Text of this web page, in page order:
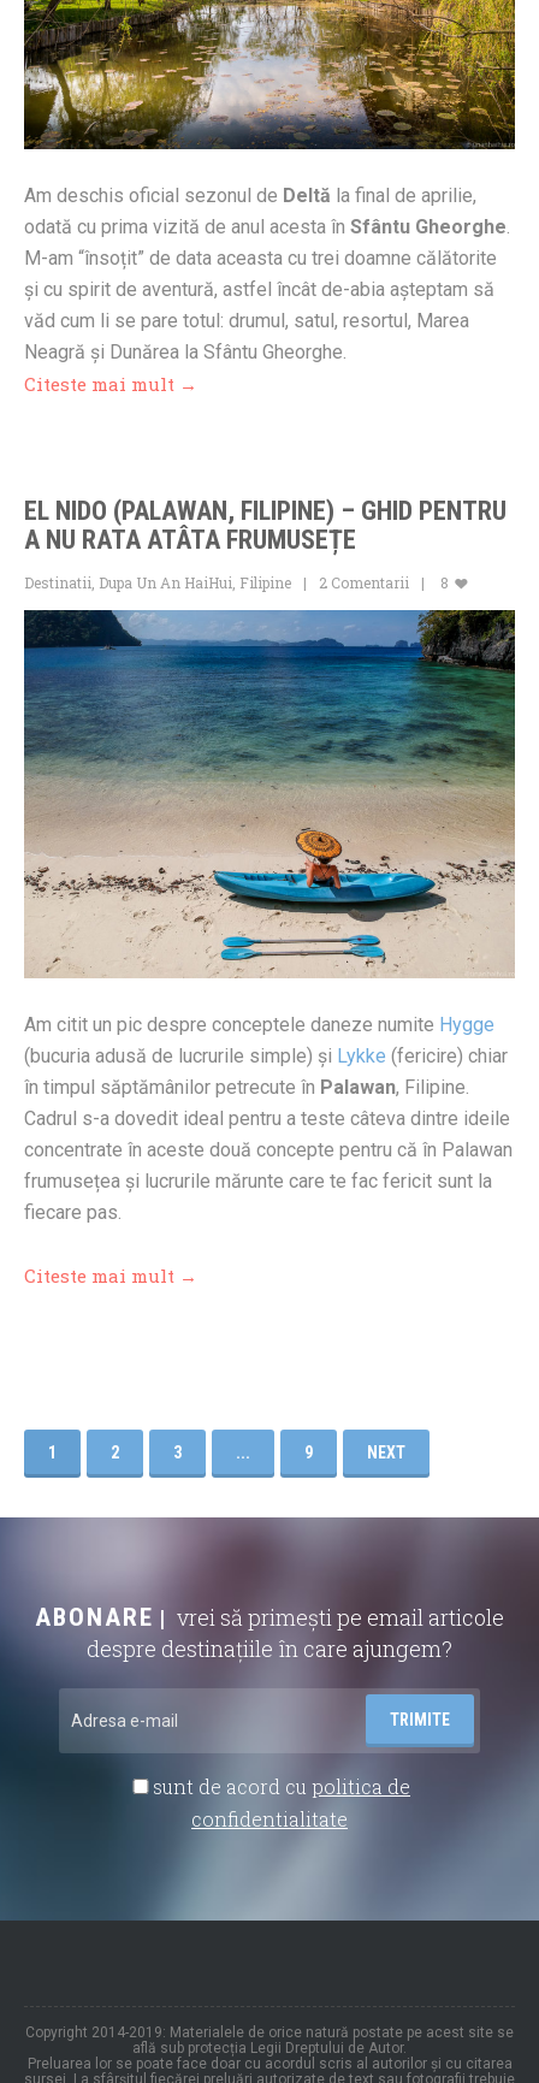
Am deschis oficial sezonul de Deltă la final de aprilie,
odată cu prima vizită de anul acesta în Sfântu Gheorghe.
M-am “însoțit” de data aceasta cu trei doamne călătorite
și cu spirit de aventură, astfel încât de-abia așteptam să
văd cum li se pare totul: drumul, satul, resortul, Marea
Neagră și Dunărea la Sfântu Gheorghe.
Citeste mai mult →
EL NIDO (PALAWAN, FILIPINE) – GHID PENTRU
A NU RATA ATÂTA FRUMUSEȚE
Destinatii, Dupa Un An HaiHui, Filipine 2 Comentarii 8
Am citit un pic despre conceptele daneze numite Hygge
(bucuria adusă de lucrurile simple) și Lykke (fericire) chiar
în timpul săptămânilor petrecute în Palawan, Filipine.
Cadrul s-a dovedit ideal pentru a teste câteva dintre ideile
concentrate în aceste două concepte pentru că în Palawan
frumusețea și lucrurile mărunte care te fac fericit sunt la
fiecare pas.
Citeste mai mult →
1 2 3 ... 9 NEXT
ABONARE
vrei să primești pe email articole
despre destinațiile în care ajungem?
sunt de acord cu politica de
confidentialitate
Copyright 2014-2019: Materialele de orice natură postate pe acest site se
află sub protecția Legii Dreptului de Autor.
Preluarea lor se poate face doar cu acordul scris al autorilor și cu citarea